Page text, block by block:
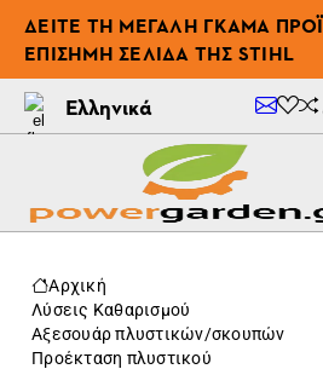
ΔΕΊΤΕ ΤΗ ΜΕΓΆΛΗ ΓΚΆΜΑ
ΕΠΊΣΗΜΗ ΣΕΛΊΔΑ ΤΗΣ STIHL
Ελληνικά
Αρχική
Λύσεις Καθαρισμού
Αξεσουάρ πλυστικών/σκουπών
Προέκταση πλυστικού